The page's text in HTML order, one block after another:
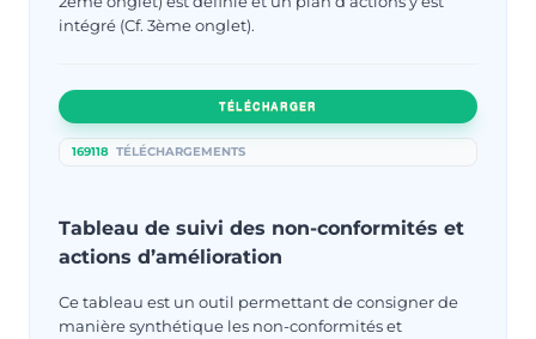
intégré (Cf. 3ème onglet).
TÉLÉCHARGER
169118 TÉLÉCHARGEMENTS
Tableau de suivi des non-conformités et
actions d’amélioration
Ce tableau est un outil permettant de consigner de
manière synthétique les non-conformités et